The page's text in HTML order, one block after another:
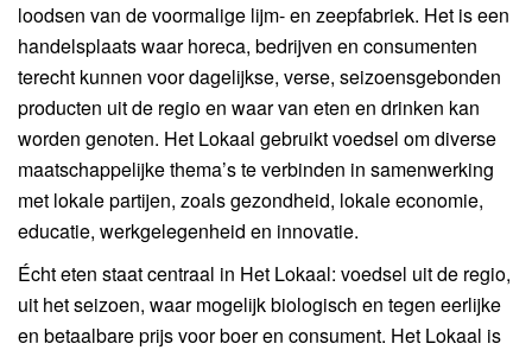
loodsen van de voormalige lijm- en zeepfabriek. Het is een
handelsplaats waar horeca, bedrijven en consumenten
terecht kunnen voor dagelijkse, verse, seizoensgebonden
producten uit de regio en waar van eten en drinken kan
worden genoten. Het Lokaal gebruikt voedsel om diverse
maatschappelijke thema’s te verbinden in samenwerking
met lokale partijen, zoals gezondheid, lokale economie,
educatie, werkgelegenheid en innovatie.
Écht eten staat centraal in Het Lokaal: voedsel uit de regio,
uit het seizoen, waar mogelijk biologisch en tegen eerlijke
en betaalbare prijs voor boer en consument. Het Lokaal is